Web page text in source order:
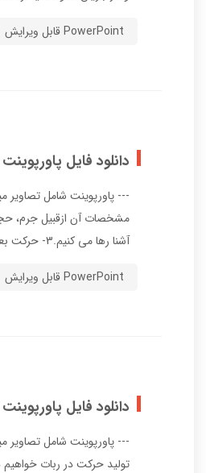
ونیروگاه‌های هسته‌ای و
PowerPoint قابل ویرایش
دانلود فایل
آشنا رها می کنیم.3- حرکت بعدی این جسم چگونه است؟اسلا ...
PowerPoint قابل ویرایش
دانلود فایل